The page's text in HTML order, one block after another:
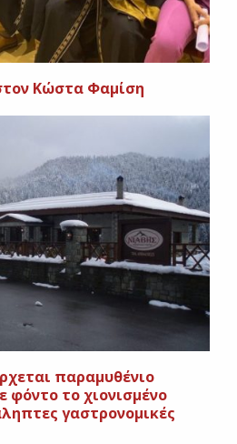
Κώστα Φαμίση
παραμυθένιο
φόντο το χιονισμένο
γαστρονομικές